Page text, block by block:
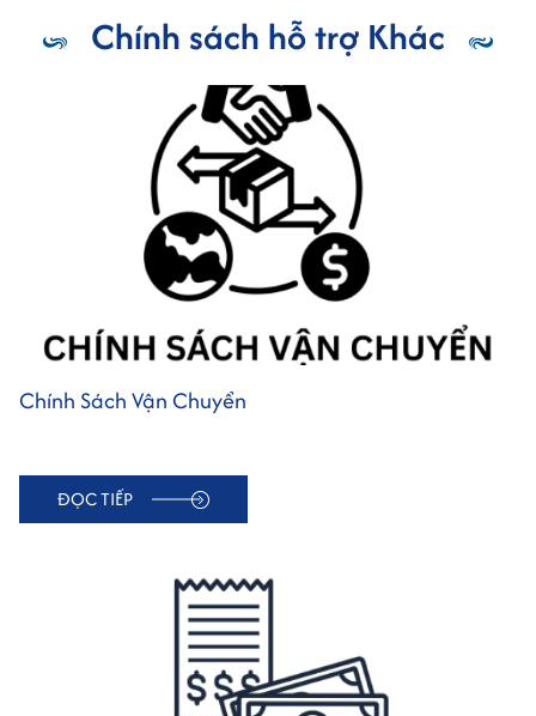
Chính sách hỗ trợ Khác
Chính Sách Vận Chuyển
ĐỌC TIẾP